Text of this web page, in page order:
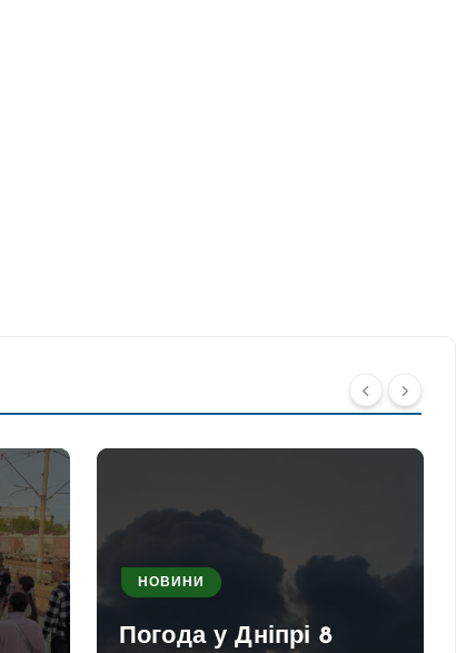
НОВИНИ
Погода у Дніпрі 8